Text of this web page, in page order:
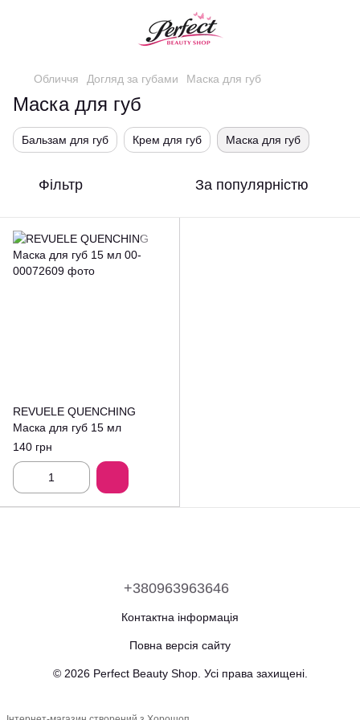
Обличчя Догляд за губами Маска для губ
Маска для губ
Бальзам для губ Крем для губ Маска для губ
Фільтр За популярністю
REVUELE QUENCHING
Маска для губ 15 мл
140 грн
+380963963646
Контактна інформація
Повна версія сайту
© 2026 Perfect Beauty Shop. Усі права захищені.